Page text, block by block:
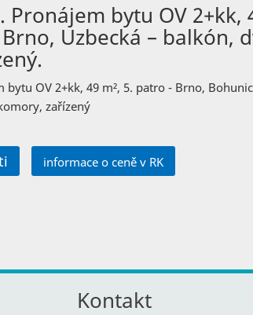
Pronájem bytu OV 2+kk,
Uzbecká – balkón,
bytu OV 2+kk, 49 m², 5. patro - Brno,
zařízený
informace o ceně v RK
Kontakt